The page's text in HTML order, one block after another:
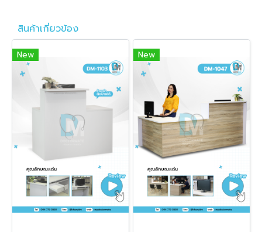
สินค้าเกี่ยวข้อง
New New